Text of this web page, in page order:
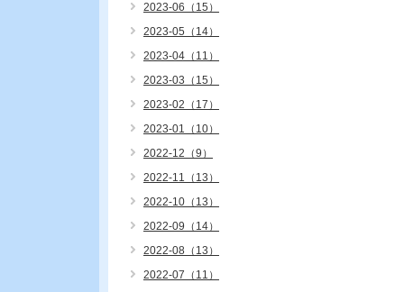
2023-06（15）
2023-05（14）
2023-04（11）
2023-03（15）
2023-02（17）
2023-01（10）
2022-12（9）
2022-11（13）
2022-10（13）
2022-09（14）
2022-08（13）
2022-07（11）